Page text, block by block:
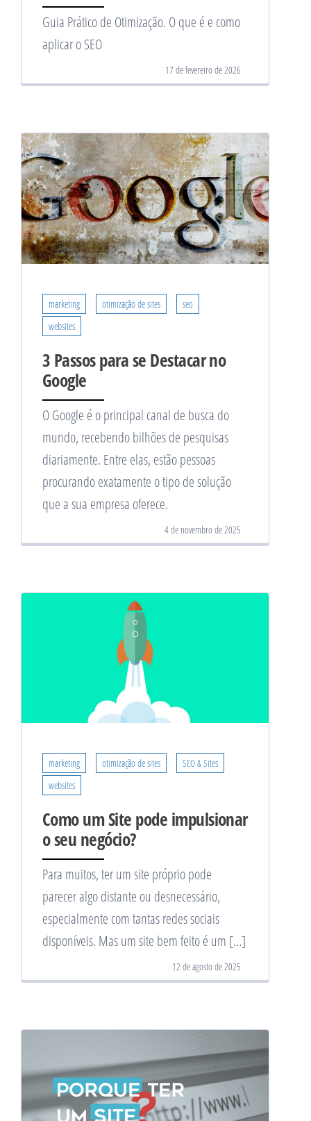
Guia Prático de Otimização. O que é e como
aplicar o SEO
17 de fevereiro de 2026
marketing otimização de sites
seo
websites
3 Passos para se Destacar no
Google
O Google é o principal canal de busca do
mundo, recebendo bilhões de pesquisas
diariamente. Entre elas, estão pessoas
procurando exatamente o tipo de solução
que a sua empresa oferece.
4 de novembro de 2025
marketing otimização de sites
SEO & Sites
websites
Como um Site pode impulsionar
o seu negócio?
Para muitos, ter um site próprio pode
parecer algo distante ou desnecessário,
especialmente com tantas redes sociais
disponíveis. Mas um site bem feito é um […]
12 de agosto de 2025